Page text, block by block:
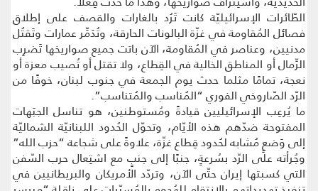
الطّائرات الإسرائيليّة كانت تَرُد بالغارات والقصف على إطلاق
فصائل المُقاومة في غزّة البالونات الحارقة، وتُدَمِّر عمارات وتَقتُل
مدنيين، وعناصر في المُقاومة، الآن باتت جميع صواريخها تَضرِب
الرِّمال أو المناطق الخالية في القِطاع، ولا تقتل أو تُصيب معزة أو
نعجة، تمامًا مثلما حدث يوم الجمعة في جنوب لبنان، خوفًا من
الرّد الصّاروخي الفوري “المُناسب والمُتناسب”.
ما يُرعِب الإسرائيليين قيادةً ومُستوطنين، هو تناسل الجبَهات
المفتوحة ضدّهم هذه الأيّام، وتحوّل الحُدود اللبنانيّة الشماليّة
إلى وَضعٍ مُشابه لحُدود قِطاع غزّة، علاوةً على شجاعة “حزب الله”
وجُرأته على الرّد بسُرعةٍ، جنبًا إلى جنبٍ مع اشتِعال حرب السّفن
التي كسبتها إيران حتّى الآن، وتردّد الأمريكان والبريطانيين في